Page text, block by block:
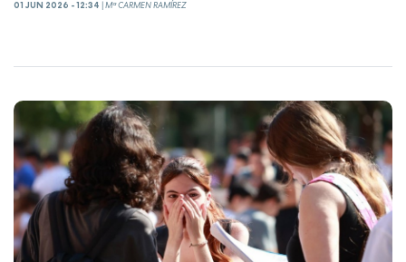
01 JUN 2026 - 12:34 |Mª CARMEN RAMÍREZ